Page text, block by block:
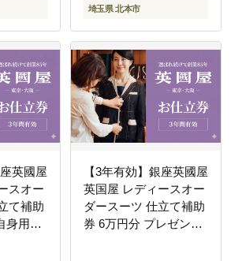
埼玉県 北本市
英國屋
スオー
て補助
身用包
【3年有効】銀座英國屋
英国屋 レディースオー
ダースーツ 仕立て補助
券 6万円分 プレゼント